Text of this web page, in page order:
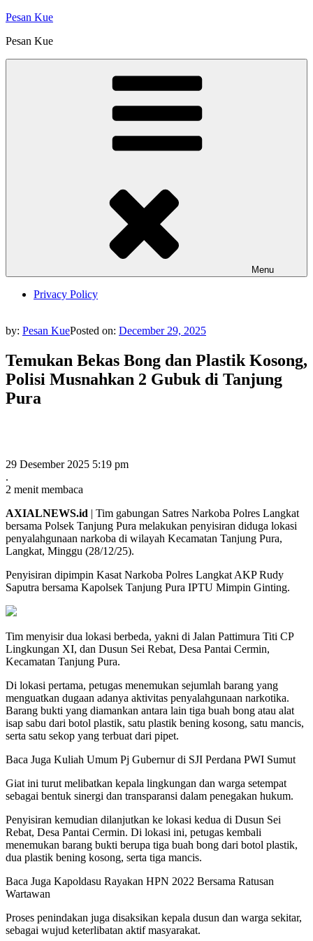
Skip
content
Pesan Kue
Pesan Kue
Menu
Privacy Policy
by: Pesan KuePosted on: December 29, 2025
Temukan Bekas Bong dan Plastik Kosong,
Polisi Musnahkan 2 Gubuk di Tanjung
Pura
29 Desember 2025 5:19 pm
.
2 menit membaca
AXIALNEWS.id | Tim gabungan Satres Narkoba Polres Langkat
bersama Polsek Tanjung Pura melakukan penyisiran diduga lokasi
penyalahgunaan narkoba di wilayah Kecamatan Tanjung Pura,
Langkat, Minggu (28/12/25).
Penyisiran dipimpin Kasat Narkoba Polres Langkat AKP Rudy
Saputra bersama Kapolsek Tanjung Pura IPTU Mimpin Ginting.
Tim menyisir dua lokasi berbeda, yakni di Jalan Pattimura Titi CP
Lingkungan XI, dan Dusun Sei Rebat, Desa Pantai Cermin,
Kecamatan Tanjung Pura.
Di lokasi pertama, petugas menemukan sejumlah barang yang
menguatkan dugaan adanya aktivitas penyalahgunaan narkotika.
Barang bukti yang diamankan antara lain tiga buah bong atau alat
isap sabu dari botol plastik, satu plastik bening kosong, satu mancis,
serta satu sekop yang terbuat dari pipet.
Baca Juga Kuliah Umum Pj Gubernur di SJI Perdana PWI Sumut
Giat ini turut melibatkan kepala lingkungan dan warga setempat
sebagai bentuk sinergi dan transparansi dalam penegakan hukum.
Penyisiran kemudian dilanjutkan ke lokasi kedua di Dusun Sei
Rebat, Desa Pantai Cermin. Di lokasi ini, petugas kembali
menemukan barang bukti berupa tiga buah bong dari botol plastik,
dua plastik bening kosong, serta tiga mancis.
Baca Juga Kapoldasu Rayakan HPN 2022 Bersama Ratusan
Wartawan
Proses penindakan juga disaksikan kepala dusun dan warga sekitar,
sebagai wujud keterlibatan aktif masyarakat.